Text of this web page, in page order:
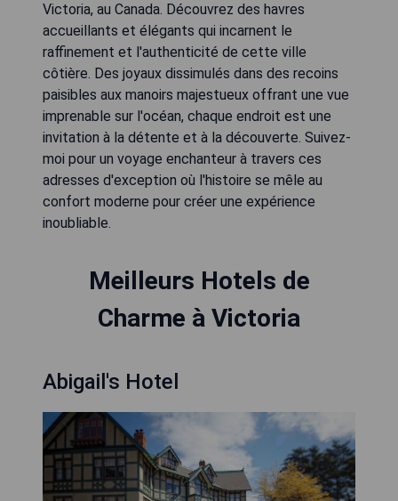
Victoria, au Canada. Découvrez des havres
accueillants et élégants qui incarnent le
raffinement et l'authenticité de cette ville
côtière. Des joyaux dissimulés dans des recoins
paisibles aux manoirs majestueux offrant une vue
imprenable sur l'océan, chaque endroit est une
invitation à la détente et à la découverte. Suivez-
moi pour un voyage enchanteur à travers ces
adresses d'exception où l'histoire se mêle au
confort moderne pour créer une expérience
inoubliable.
Meilleurs Hotels de
Charme à Victoria
Abigail's Hotel